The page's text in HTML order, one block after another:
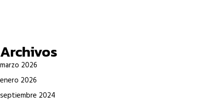
Archivos
marzo 2026
enero 2026
septiembre 2024